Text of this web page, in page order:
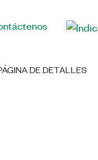
DE DETALLES